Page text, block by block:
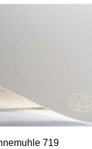
719